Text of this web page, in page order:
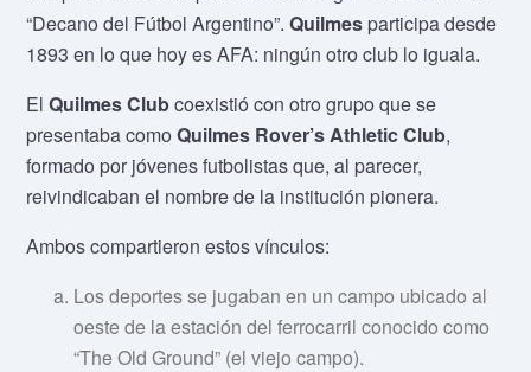
“Decano del Fútbol Argentino”.Quilmes participa desde
1893 en lo que hoy es AFA: ningún otro club lo iguala.
ElQuilmes Clubcoexistió con otro grupo que se
presentaba comoQuilmes Rover’s Athletic Club,
formado por jóvenes futbolistas que, al parecer,
reivindicaban el nombre de la institución pionera.
Ambos compartieron estos vínculos:
Los deportes se jugaban en un campo ubicado al
oeste de la estación del ferrocarril conocido como
“The Old Ground” (el viejo campo).